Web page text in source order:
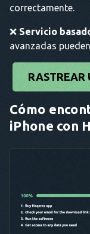
correctamente.
❌ Servicio
avanzadas
RASTREAR
Cómo
iPhone con